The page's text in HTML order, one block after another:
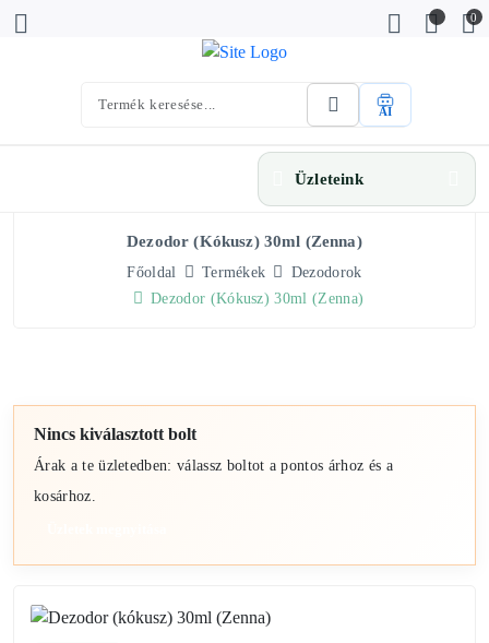
0
AI
Üzleteink
Dezodor (kókusz) 30ml (Zenna)
Főoldal Termékek
Dezodorok
Dezodor (kókusz) 30ml (Zenna)
Nincs kiválasztott bolt
Árak a te üzletedben: válassz boltot a pontos árhoz és a
kosárhoz.